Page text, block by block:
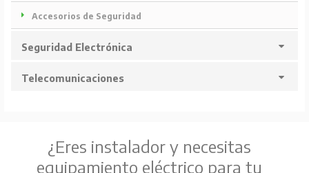
Accesorios de Seguridad
Seguridad Electrónica
Telecomunicaciones
¿Eres instalador y necesitas
equipamiento eléctrico para tu